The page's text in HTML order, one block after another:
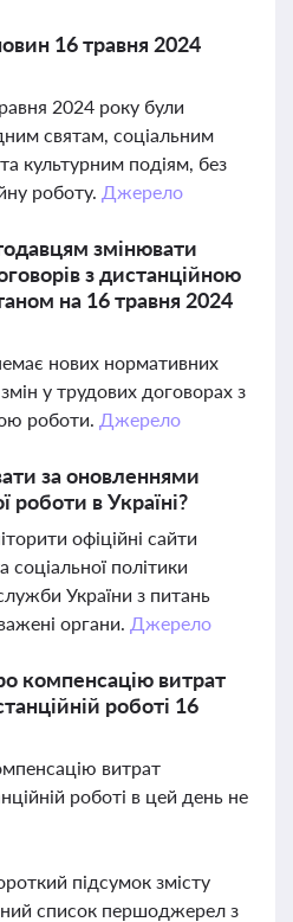
16 травня 2024
2024 року були
святам, соціальним
та культурним подіям, без
роботу. Джерело
змінювати
з дистанційною
на 16 травня 2024
нових нормативних
у трудових договорах з
роботи. Джерело
за оновленнями
роботи в Україні?
офіційні сайти
соціальної політики
України з питань
органи. Джерело
компенсацію витрат
роботі 16
витрат
роботі в цей день не
підсумок змісту
список першоджерел з